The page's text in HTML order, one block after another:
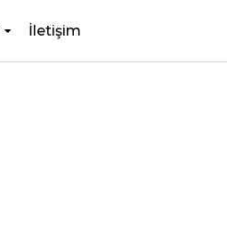
İletişim